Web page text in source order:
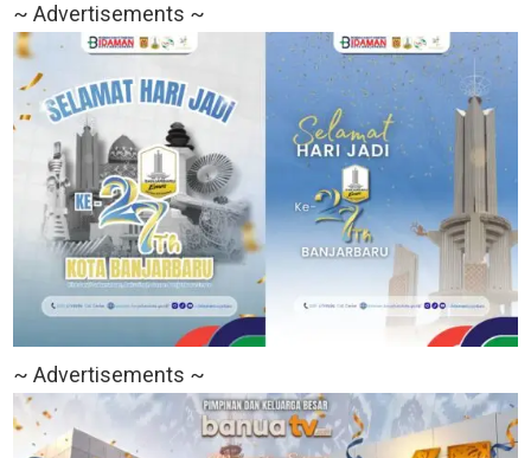
~ Advertisements ~
~ Advertisements ~